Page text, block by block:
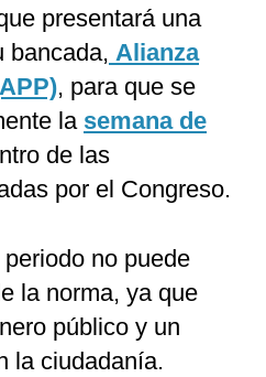
presentará una
bancada, Alianza
, para que se
la semana de
de las
por el Congreso.
no puede
la norma, ya que
público y un
la ciudadanía.